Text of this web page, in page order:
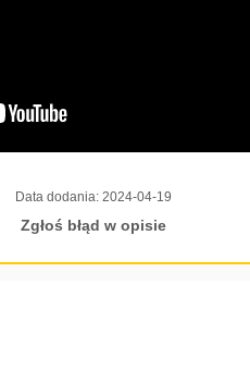
Data dodania: 2024-04-19
Zgłoś błąd w opisie